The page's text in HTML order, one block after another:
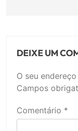
DEIXE UM
O seu
Campos
Comentário *